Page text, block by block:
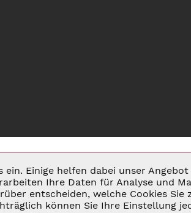
UMSATZSTEUER ZZGL. VERSANDKOSTEN
ein. Einige helfen dabei unser
Ihre Daten für Analyse und
entscheiden, welche Cookies
können Sie Ihre Einstellung